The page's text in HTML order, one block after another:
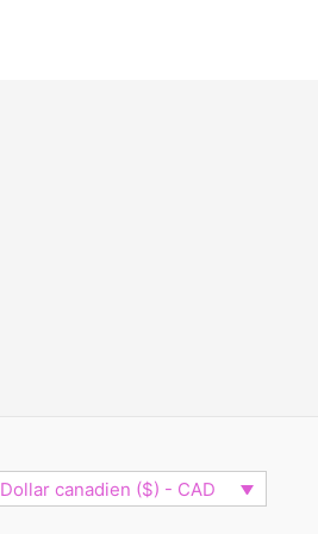
Dollar canadien ($) - CAD